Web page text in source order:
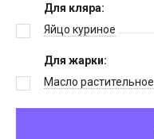
Для кляра:
Яйцо куриное
Для жарки:
Масло растительное